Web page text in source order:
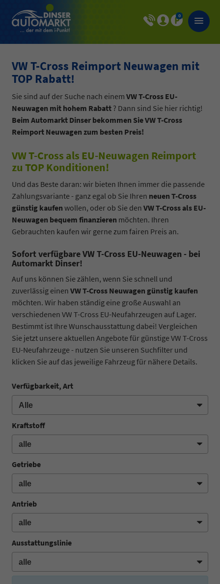
0
VW T-Cross Reimport Neuwagen mit
TOP Rabatt!
Sie sind auf der Suche nach einem VW T-Cross EU-
Neuwagen mit hohem Rabatt ? Dann sind Sie hier richtig!
Beim Automarkt Dinser bekommen Sie VW T-Cross
Reimport Neuwagen zum besten Preis!
VW T-Cross als EU-Neuwagen Reimport
zu TOP Konditionen!
Und das Beste daran: wir bieten Ihnen immer die passende
Zahlungsvariante - ganz egal ob Sie Ihren neuen T-Cross
günstig kaufen wollen, oder ob Sie den VW T-Cross als EU-
Neuwagen bequem finanzieren möchten. Ihren
Gebrauchten kaufen wir gerne zum fairen Preis an.
Sofort verfügbare VW T-Cross EU-Neuwagen - bei
Automarkt Dinser!
Auf uns können Sie zählen, wenn Sie schnell und
zuverlässig einen VW T-Cross Neuwagen günstig kaufen
möchten. Wir haben ständig eine große Auswahl an
verschiedenen VW T-Cross EU-Neufahrzeugen auf Lager.
Bestimmt ist Ihre Wunschausstattung dabei! Vergleichen
Sie jetzt unsere aktuellen Angebote für günstige VW T-Cross
EU-Neufahrzeuge - nutzen Sie unseren Suchfilter und
klicken Sie auf das jeweilige Fahrzeug für nähere Details.
Verfügbarkeit, Art
Kraftstoff
Getriebe
Antrieb
Ausstattungslinie